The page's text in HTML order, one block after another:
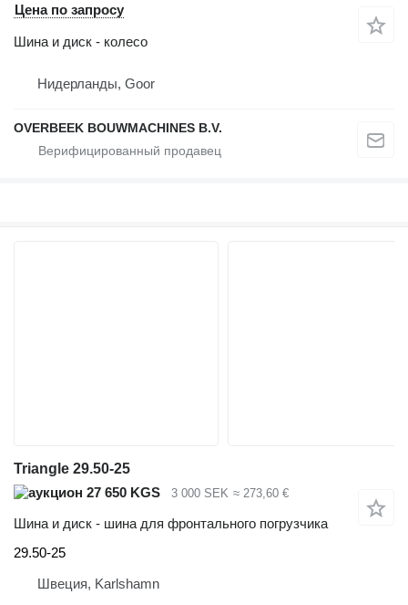
Цена по запросу
Шина и диск - колесо
Нидерланды, Goor
OVERBEEK BOUWMACHINES B.V.
Triangle 29.50-25
27 650 KGS
3 000 SEK ≈ 273,60 €
Шина и диск - шина для фронтального погрузчика
29.50-25
Швеция, Karlshamn